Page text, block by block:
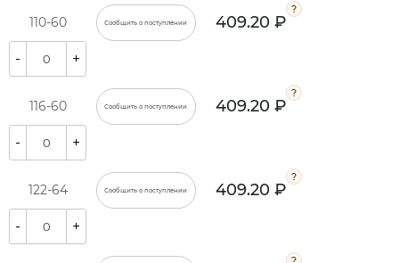
110-60 Сообщить о поступлении 409.20 ₽
- +
116-60 Сообщить о поступлении 409.20 ₽
- +
122-64 Сообщить о поступлении 409.20 ₽
- +